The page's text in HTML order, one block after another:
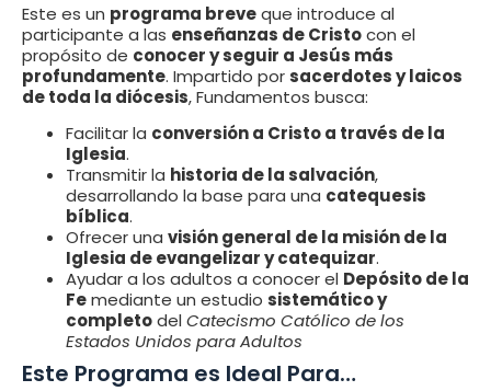
Este es un programa breveque introduce al
participante a las enseñanzas de Cristocon el
propósito de conocer y seguir a Jesús más
profundamente. Impartido porsacerdotes y laicos
de toda la diócesis, Fundamentos busca:
Facilitar la conversión a Cristo a través de la
Iglesia.
Transmitir la historia de la salvación,
desarrollando la base para una catequesis
bíblica.
Ofrecer una visión general de la misión de la
Iglesia de evangelizar y catequizar.
Ayudar a los adultos a conocer el Depósito de la
Femediante un estudio sistemático y
completodel Catecismo Católico de los
Estados Unidos para Adultos
Este Programa es Ideal Para…